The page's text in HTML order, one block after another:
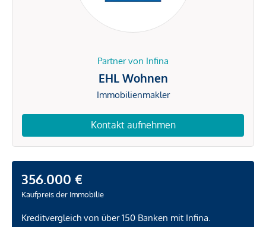
Partner von Infina
EHL Wohnen
Immobilienmakler
Kontakt aufnehmen
356.000 €
Kaufpreis der Immobilie
Kreditvergleich von über 150 Banken mit Infina.